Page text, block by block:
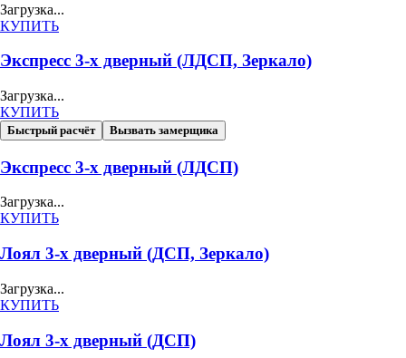
Загрузка...
КУПИТЬ
Экспресс 3-х дверный (ЛДСП, Зеркало)
Загрузка...
КУПИТЬ
Быстрый расчёт Вызвать замерщика
Экспресс 3-х дверный (ЛДСП)
Загрузка...
КУПИТЬ
Лоял 3-х дверный (ДСП, Зеркало)
Загрузка...
КУПИТЬ
Лоял 3-х дверный (ДСП)